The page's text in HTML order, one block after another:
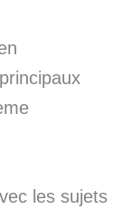
les sujets